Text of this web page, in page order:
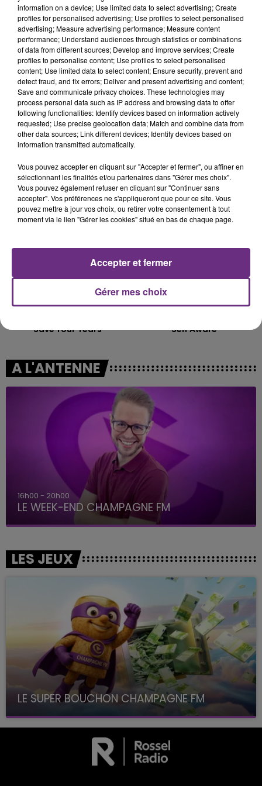
TITRES DIFFUSÉS
4h47
4h47
The Time Of My Life
4h44
4h44
What You Want
4h41
4h41
Save Your Tears
4h37
4h37
Self Aware
A L'ANTENNE
16h00 - 20h00
LE WEEK-END CHAMPAGNE FM
LES JEUX
LE SUPER BOUCHON CHAMPAGNE FM
avec La Famille Champagne FM, à 8H10
information on a device; Use limited data to select advertising; Create
profiles for personalised advertising; Use profiles to select personalised
advertising; Measure advertising performance; Measure content
performance; Understand audiences through statistics or combinations
of data from different sources; Develop and improve services; Create
profiles to personalise content; Use profiles to select personalised
content; Use limited data to select content; Ensure security, prevent and
detect fraud, and fix errors; Deliver and present advertising and content;
Save and communicate privacy choices. These technologies may
process personal data such as IP address and browsing data to offer
following functionalities: Identify devices based on information actively
requested; Use precise geolocation data; Match and combine data from
other data sources; Link different devices; Identify devices based on
information transmitted automatically.
Vous pouvez accepter en cliquant sur "Accepter et fermer", ou affiner en
sélectionnant les finalités et/ou partenaires dans "Gérer mes choix".
Vous pouvez également refuser en cliquant sur "Continuer sans
accepter". Vos préférences ne s'appliqueront que pour ce site. Vous
pouvez mettre à jour vos choix, ou retirer votre consentement à tout
moment via le lien "Gérer les cookies" situé en bas de chaque page.
Gérer mes choix
Accepter et fermer